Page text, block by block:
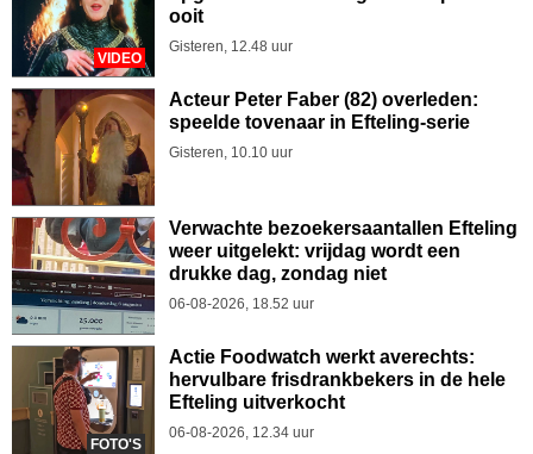
VIDEO
ooit
Gisteren, 12.48 uur
Acteur Peter Faber (82) overleden:
speelde tovenaar in Efteling-serie
Gisteren, 10.10 uur
Verwachte bezoekersaantallen Efteling
weer uitgelekt: vrijdag wordt een
drukke dag, zondag niet
06-08-2026, 18.52 uur
FOTO'S
Actie Foodwatch werkt averechts:
hervulbare frisdrankbekers in de hele
Efteling uitverkocht
06-08-2026, 12.34 uur